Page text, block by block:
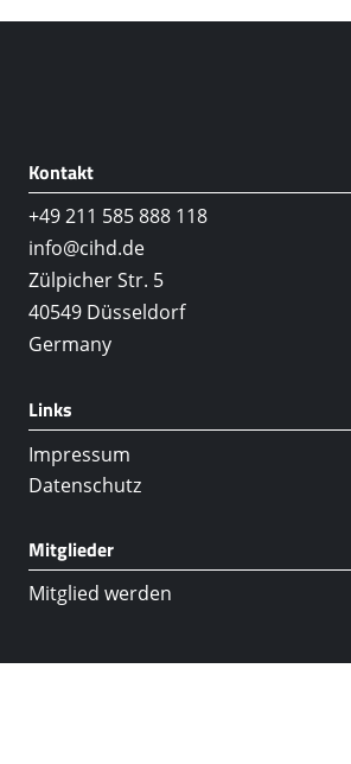
Kontakt
+49 211 585 888 118
info@cihd.de
Zülpicher Str. 5
40549 Düsseldorf
Germany
Links
Impressum
Datenschutz
Mitglieder
Mitglied werden